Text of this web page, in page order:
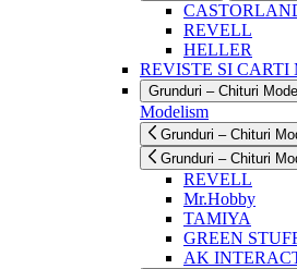
REVELL
HELLER
REVISTE SI CARTI
Grunduri – Chituri
Modelism
Grunduri – Chituri
Grunduri – Chituri
REVELL
Mr.Hobby
TAMIYA
GREEN
AK